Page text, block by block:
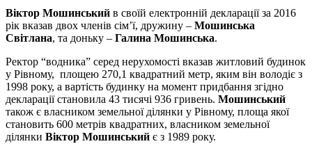
Віктор Мошинський в своїй електронній декларації за 2016
рік вказав двох членів сім’ї, дружину – Мошинська
Світлана, та доньку – Галина Мошинська.
Ректор “водника” серед нерухомості вказав житловий будинок
у Рівному, площею 270,1 квадратний метр, яким він володіє з
1998 року, а вартість будинку на момент придбання згідно
декларації становила 43 тисячі 936 гривень. Мошинський
також є власником земельної ділянки у Рівному, площа якої
становить 600 метрів квадратних, власником земельної
ділянки Віктор Мошинський є з 1989 року.